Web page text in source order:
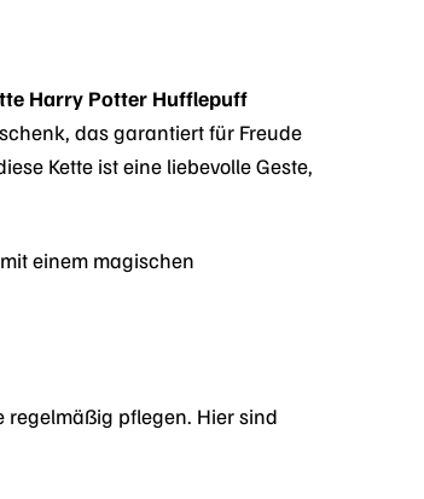
Harry Potter Hufflepuff
das garantiert für Freude
Kette ist eine liebevolle Geste,
einem magischen
regelmäßig pflegen. Hier sind